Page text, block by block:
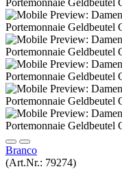
Branco
(Art.Nr.: 79274)